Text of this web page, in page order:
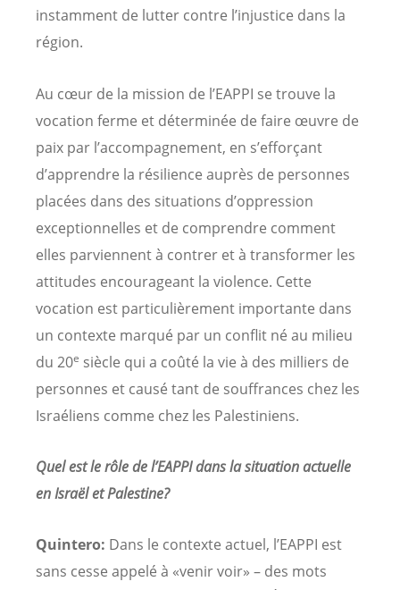
instamment de lutter contre l’injustice dans la
région.
Au cœur de la mission de l’EAPPI se trouve la
vocation ferme et déterminée de faire œuvre de
paix par l’accompagnement, en s’efforçant
d’apprendre la résilience auprès de personnes
placées dans des situations d’oppression
exceptionnelles et de comprendre comment
elles parviennent à contrer et à transformer les
attitudes encourageant la violence. Cette
vocation est particulièrement importante dans
un contexte marqué par un conflit né au milieu
du 20e siècle qui a coûté la vie à des milliers de
personnes et causé tant de souffrances chez les
Israéliens comme chez les Palestiniens.
Quel est le rôle de l’EAPPI dans la situation actuelle
en Israël et Palestine?
Quintero: Dans le contexte actuel, l’EAPPI est
sans cesse appelé à «venir voir» – des mots